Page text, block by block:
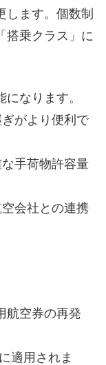
します。個数制
搭乗クラス」に
なります。
がより便利で
手荷物許容量
会社との連携
航空券の再発
適用されま